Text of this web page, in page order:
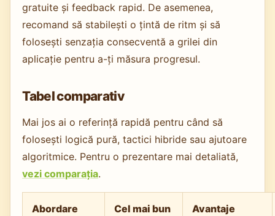
gratuite și feedback rapid. De asemenea,
recomand să stabilești o țintă de ritm și să
folosești senzația consecventă a grilei din
aplicație pentru a-ți măsura progresul.
Tabel comparativ
Mai jos ai o referință rapidă pentru când să
folosești logică pură, tactici hibride sau ajutoare
algoritmice. Pentru o prezentare mai detaliată,
vezi comparația.
Abordare Cel mai bun Avantaje